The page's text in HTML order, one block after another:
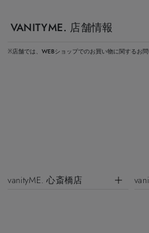
VANITYME. 店舗情報
※店舗では、WEBショップでのお買い物に関するお問
vanityME. 心斎橋店